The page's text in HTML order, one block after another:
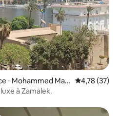
⋅ Mohammed Maz
Évaluation
4,78 (37)
à Zamalek.